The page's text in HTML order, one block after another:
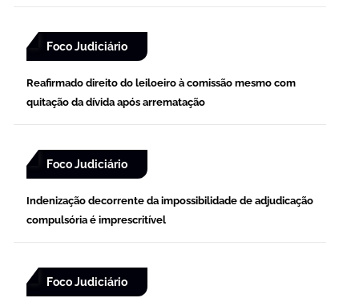
Foco Judiciário
Reafirmado direito do leiloeiro à comissão mesmo com
quitação da dívida após arrematação
Foco Judiciário
Indenização decorrente da impossibilidade de adjudicação
compulsória é imprescritível
Foco Judiciário